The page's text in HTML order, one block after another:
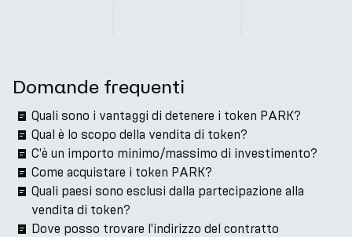
Domande frequenti
Quali sono i vantaggi di detenere i token PARK?
Qual è lo scopo della vendita di token?
C'è un importo minimo/massimo di investimento?
Come acquistare i token PARK?
Quali paesi sono esclusi dalla partecipazione alla
vendita di token?
Dove posso trovare l'indirizzo del contratto